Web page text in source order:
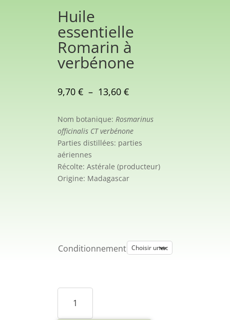
Huile
essentielle
Romarin à
verbénone
9,70 € – 13,60 €Plage
prix :
9,70 €
à
Nom botanique: Rosmarinus
officinalis CT verbénone
Parties distillées: parties
aériennes
Récolte: Astérale (producteur)
Origine: Madagascar
Conditionnement
quantité
Huile